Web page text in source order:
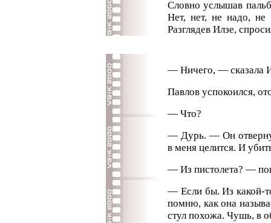
Словно услышав
Нет, нет, не надо,
Разглядев Илзе,
— Ничего, — сказала
Павлов успокоился,
— Что?
— Дурь. — Он
в меня целится. И
— Из пистолета? —
— Если бы. Из какой-
помню, как она
стул похожа. Чушь, в